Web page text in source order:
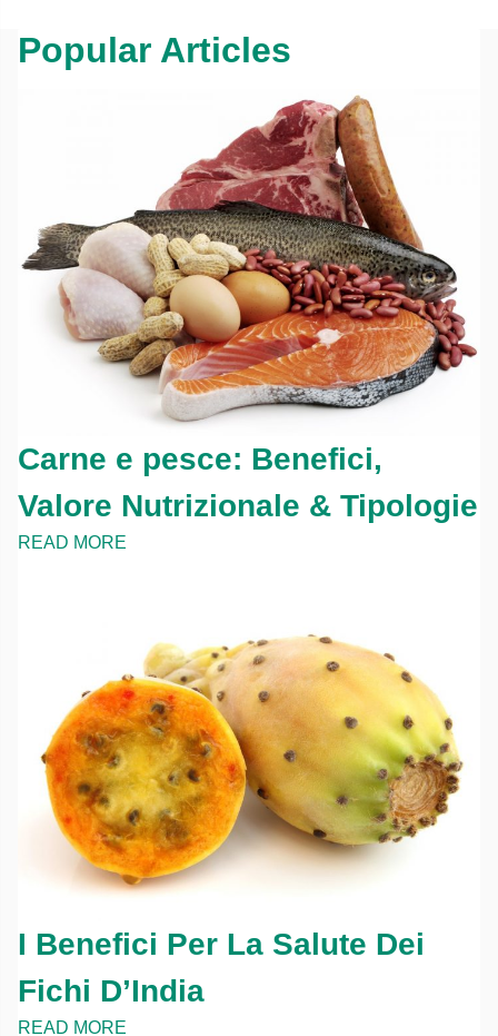
Popular Articles
Carne e pesce: Benefici,
Valore Nutrizionale & Tipologie
READ MORE
I Benefici Per La Salute Dei
Fichi D’India
READ MORE